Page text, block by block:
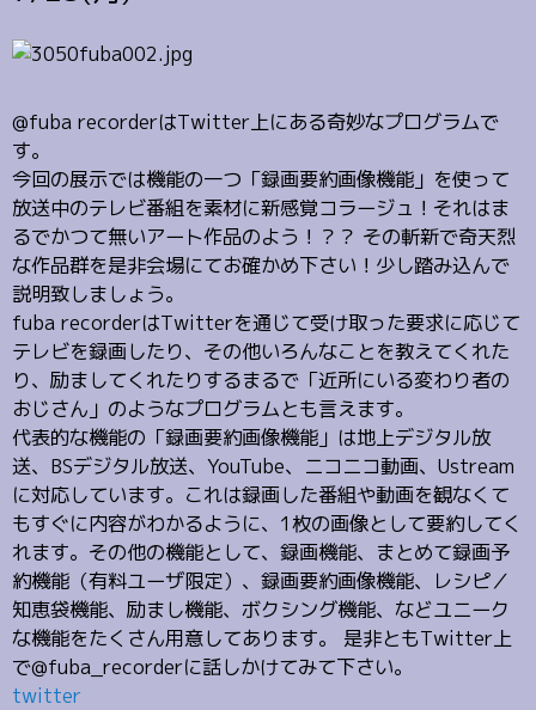
@fuba recorderはTwitter上にある奇妙なプログラムで
す。
今回の展示では機能の一つ「録画要約画像機能」を使って
放送中のテレビ番組を素材に新感覚コラージュ！それはま
るでかつて無いアート作品のよう！？？ その斬新で奇天烈
な作品群を是非会場にてお確かめ下さい！少し踏み込んで
説明致しましょう。
fuba recorderはTwitterを通じて受け取った要求に応じて
テレビを録画したり、その他いろんなことを教えてくれた
り、励ましてくれたりするまるで「近所にいる変わり者の
おじさん」のようなプログラムとも言えます。
代表的な機能の「録画要約画像機能」は地上デジタル放
送、BSデジタル放送、YouTube、ニコニコ動画、Ustream
に対応しています。これは録画した番組や動画を観なくて
もすぐに内容がわかるように、1枚の画像として要約してく
れます。その他の機能として、録画機能、まとめて録画予
約機能（有料ユーザ限定）、録画要約画像機能、レシピ／
知恵袋機能、励まし機能、ボクシング機能、などユニーク
な機能をたくさん用意してあります。 是非ともTwitter上
で@fuba_recorderに話しかけてみて下さい。
twitter